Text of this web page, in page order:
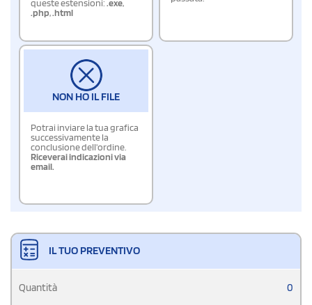
queste estensioni:.exe,
.php,.html
NON HO IL FILE
Potrai inviare la tua grafica
successivamente la
conclusione dell'ordine.
Riceverai indicazioni via
email.
IL TUO PREVENTIVO
Quantità 0